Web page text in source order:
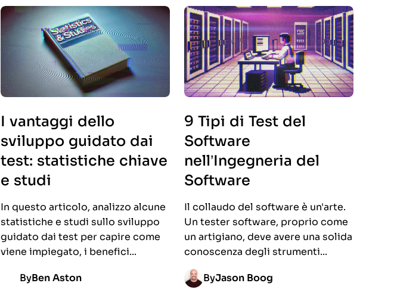
I vantaggi dello
sviluppo guidato dai
test: statistiche chiave
e studi
In questo articolo, analizzo alcune
statistiche e studi sullo sviluppo
guidato dai test per capire come
viene impiegato, i benefici...
ByBen Aston
9 Tipi di Test del
Software
nell’Ingegneria del
Software
Il collaudo del software è un'arte.
Un tester software, proprio come
un artigiano, deve avere una solida
conoscenza degli strumenti...
ByJason Boog